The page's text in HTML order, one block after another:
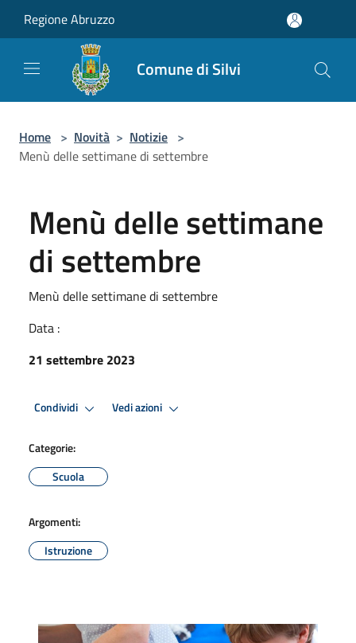
Regione Abruzzo
Comune di Silvi
Home > Novità > Notizie >
Menù delle settimane di settembre
Menù delle settimane
di settembre
Menù delle settimane di settembre
Data :
21 settembre 2023
Condividi Vedi azioni
Categorie:
Scuola
Argomenti:
Istruzione